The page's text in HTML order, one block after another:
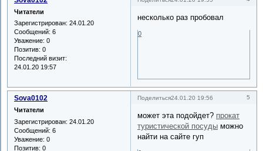
Читатели
Зарегистрирован: 24.01.20
Сообщений: 6
Уважение: 0
Позитив: 0
Последний визит:
24.01.20 19:57
несколько раз пробовал
0
Поделиться 5
24.01.20 19:56
Sova0102
Читатели
Зарегистрирован: 24.01.20
Сообщений: 6
Уважение: 0
Позитив: 0
может эта подойдет? прокат
туристической посуды можно
найти на сайте гуп